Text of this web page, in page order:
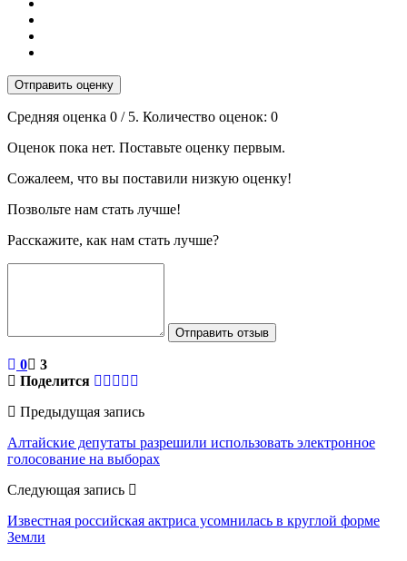
Отправить оценку
Средняя оценка 0 / 5. Количество оценок: 0
Оценок пока нет. Поставьте оценку первым.
Сожалеем, что вы поставили низкую оценку!
Позвольте нам стать лучше!
Расскажите, как нам стать лучше?
Отправить отзыв
0
3
Поделится
Предыдущая запись
Алтайские депутаты разрешили использовать электронное
голосование на выборах
Следующая запись
Известная российская актриса усомнилась в круглой форме
Земли